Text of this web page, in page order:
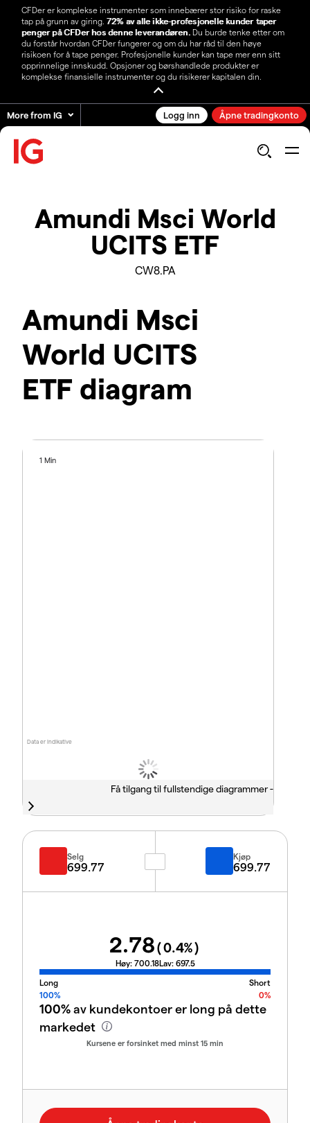
CFDer er komplekse instrumenter som innebærer stor risiko for raske
tap på grunn av giring. 72% av alle ikke-profesjonelle kunder taper
penger på CFDer hos denne leverandøren.Du burde tenke etter om
du forstår hvordan CFDer fungerer og om du har råd til den høye
risikoen for å tape penger. Profesjonelle kunder kan tape mer enn sitt
opprinnelige innskudd. Opsjoner og børshandlede produkter er
komplekse finansielle instrumenter og du risikerer kapitalen din.
More from IG Logg inn Åpne tradingkonto
Amundi Msci World
UCITS ETF
CW8.PA
Amundi Msci
World UCITS
ETF diagram
Data er indikative
1 Min
Få tilgang til fullstendige diagrammer -
Selg
699.77
Kjøp
699.77
2.78(0.4%)
Høy: 700.18Lav: 697.5
Long
Short
100%
0%
100%av kundekontoer er long på dette
markedet
Kursene er forsinket med minst 15 min